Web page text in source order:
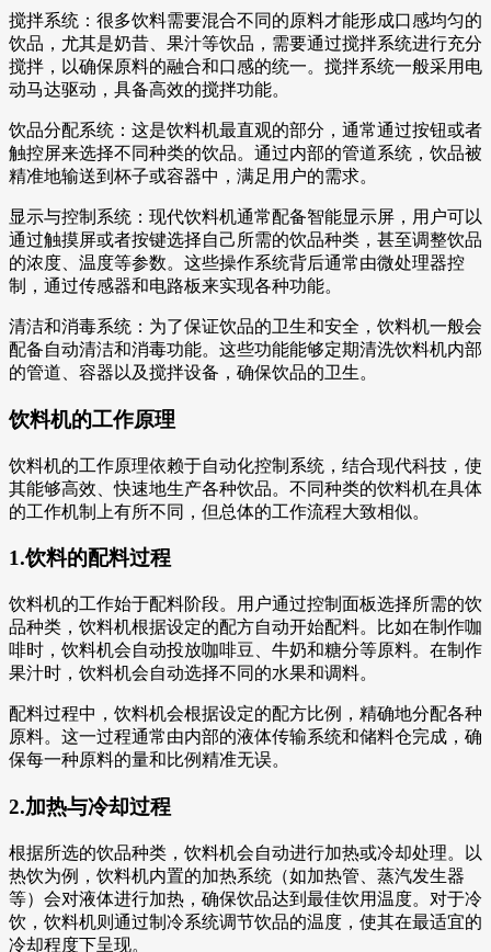
搅拌系统：很多饮料需要混合不同的原料才能形成口感均匀的
饮品，尤其是奶昔、果汁等饮品，需要通过搅拌系统进行充分
搅拌，以确保原料的融合和口感的统一。搅拌系统一般采用电
动马达驱动，具备高效的搅拌功能。
饮品分配系统：这是饮料机最直观的部分，通常通过按钮或者
触控屏来选择不同种类的饮品。通过内部的管道系统，饮品被
精准地输送到杯子或容器中，满足用户的需求。
显示与控制系统：现代饮料机通常配备智能显示屏，用户可以
通过触摸屏或者按键选择自己所需的饮品种类，甚至调整饮品
的浓度、温度等参数。这些操作系统背后通常由微处理器控
制，通过传感器和电路板来实现各种功能。
清洁和消毒系统：为了保证饮品的卫生和安全，饮料机一般会
配备自动清洁和消毒功能。这些功能能够定期清洗饮料机内部
的管道、容器以及搅拌设备，确保饮品的卫生。
饮料机的工作原理
饮料机的工作原理依赖于自动化控制系统，结合现代科技，使
其能够高效、快速地生产各种饮品。不同种类的饮料机在具体
的工作机制上有所不同，但总体的工作流程大致相似。
1.饮料的配料过程
饮料机的工作始于配料阶段。用户通过控制面板选择所需的饮
品种类，饮料机根据设定的配方自动开始配料。比如在制作咖
啡时，饮料机会自动投放咖啡豆、牛奶和糖分等原料。在制作
果汁时，饮料机会自动选择不同的水果和调料。
配料过程中，饮料机会根据设定的配方比例，精确地分配各种
原料。这一过程通常由内部的液体传输系统和储料仓完成，确
保每一种原料的量和比例精准无误。
2.加热与冷却过程
根据所选的饮品种类，饮料机会自动进行加热或冷却处理。以
热饮为例，饮料机内置的加热系统（如加热管、蒸汽发生器
等）会对液体进行加热，确保饮品达到最佳饮用温度。对于冷
饮，饮料机则通过制冷系统调节饮品的温度，使其在最适宜的
冷却程度下呈现。